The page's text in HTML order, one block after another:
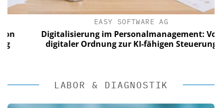
EASY SOFTWARE AG
Digitalisierung im Personalmanagement: Von
digitaler Ordnung zur KI-fähigen Steuerung
LABOR & DIAGNOSTIK